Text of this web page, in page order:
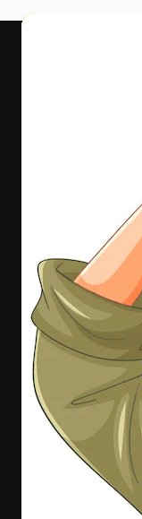
Videoer
Den
Copyright